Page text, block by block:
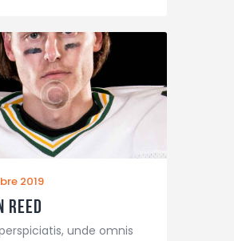
2019
Reed
unde omnis